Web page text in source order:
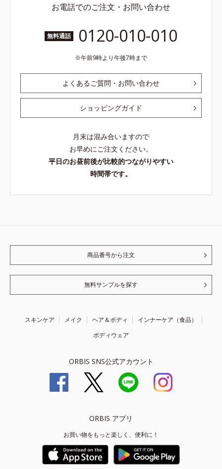
お電話でのご注文・お問い合わせ
無料通話 0120-010-010
午前9時より午後7時まで
よくあるご質問・お問い合わせ
ショッピングガイド
月末は混み合いますので
お早めにご注文ください。
平日のお昼前後が比較的つながりやすい
時間帯です。
商品番号から注文
無料サンプルを探す
スキンケア メイク ヘア＆ボディ
インナーケア（食品）
ボディウェア
ORBIS SNS公式アカウント
ORBIS アプリ
お買い物をもっと楽しく、便利に！